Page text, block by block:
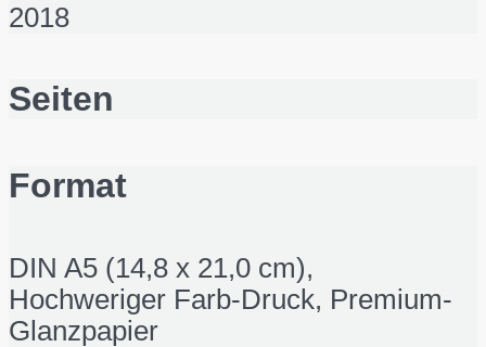
2018
Seiten
Format
DIN A5 (14,8 x 21,0 cm),
Hochweriger Farb-Druck, Premium-
Glanzpapier